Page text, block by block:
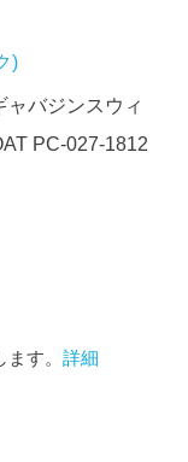
)
ャバジンスウィ
PC-027-1812
ます。詳細